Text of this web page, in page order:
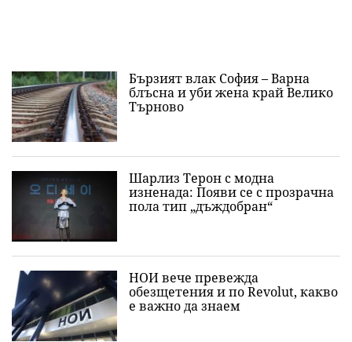
Бързият влак София – Варна
блъсна и уби жена край Велико
Търново
Шарлиз Терон с модна
изненада: Появи се с прозрачна
пола тип „дъждобран“
НОИ вече превежда
обезщетения и по Revolut, какво
е важно да знаeм